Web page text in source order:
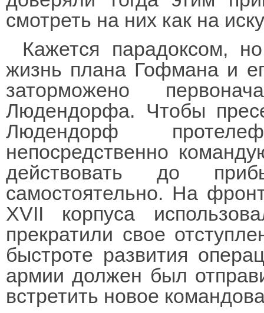
смотреть на них как на
Кажется парадоксом,
жизнь плана Гофмана и
заторможено
Людендорфа. Чтобы
Людендорф
непосредственно
действовать до
самостоятельно. На
XVII корпуса
прекратили свое
быстроте развития
армии должен был
встретить новое